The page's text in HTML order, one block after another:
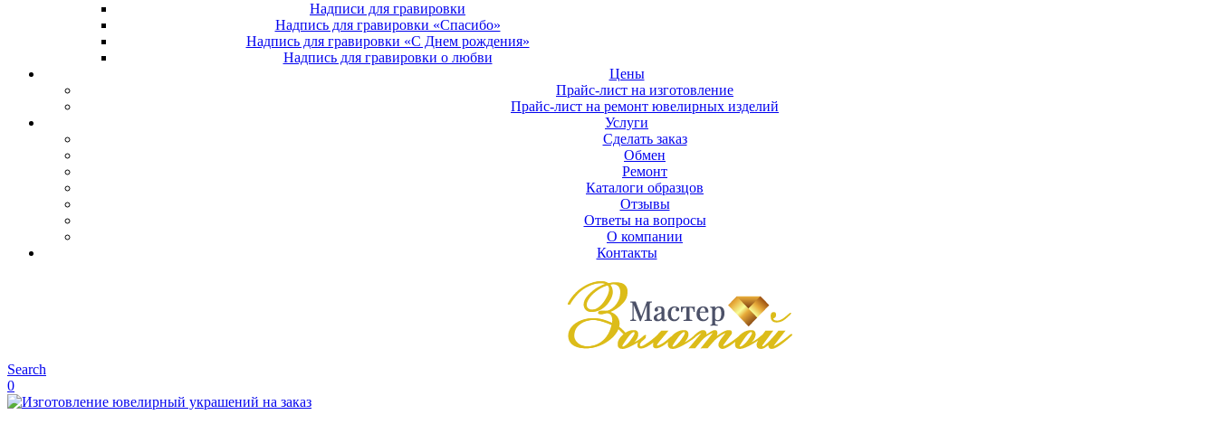
Надписи для гравировки
Надпись для гравировки «Спасибо»
Надпись для гравировки «С Днем рождения»
Надпись для гравировки о любви
Цены
Прайс-лист на изготовление
Прайс-лист на ремонт ювелирных изделий
Услуги
Сделать заказ
Обмен
Ремонт
Каталоги образцов
Отзывы
Ответы на вопросы
О компании
Контакты
Search
0